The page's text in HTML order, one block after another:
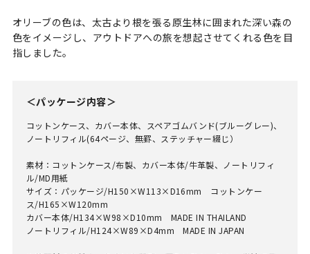
オリーブの色は、太古より根を張る原生林に囲まれた深い森の
色をイメージし、アウトドアへの旅を想起させてくれる色を目
指しました。
＜パッケージ内容＞
コットンケース、カバー本体、スペアゴムバンド(ブルーグレー)、
ノートリフィル(64ページ、無罫、ステッチャー綴じ）
素材：コットンケース/布製、カバー本体/牛革製、ノートリフィ
ル/MD用紙
サイズ：パッケージ/H150×W113×D16mm コットンケー
ス/H165×W120mm
カバー本体/H134×W98×D10mm MADE IN THAILAND
ノートリフィル/H124×W89×D4mm MADE IN JAPAN